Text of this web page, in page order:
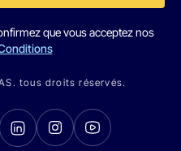
que vous acceptez nos
tous droits réservés.